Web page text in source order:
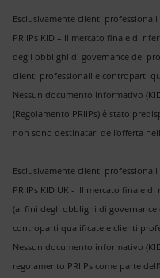
Esclusivamente clienti
PRIIPs KID – Il mercato finale di
degli obblighi di governance dei
clienti professionali e controparti
Nessun documento informativo
(Regolamento PRIIPs) è stato
non sono destinatari dell’offerta
Esclusivamente clienti
PRIIPs KID UK - Il mercato finale
(ai fini degli obblighi di
controparti qualificate e clienti
Nessun documento informativo
regolamento PRIIPs come parte